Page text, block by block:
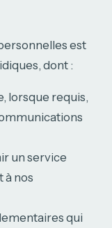
est
dont :
lorsque requis,
un service
à nos
qui